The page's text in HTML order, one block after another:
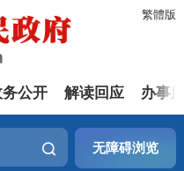
繁體版
公开 解读回应 办事
无障碍浏览